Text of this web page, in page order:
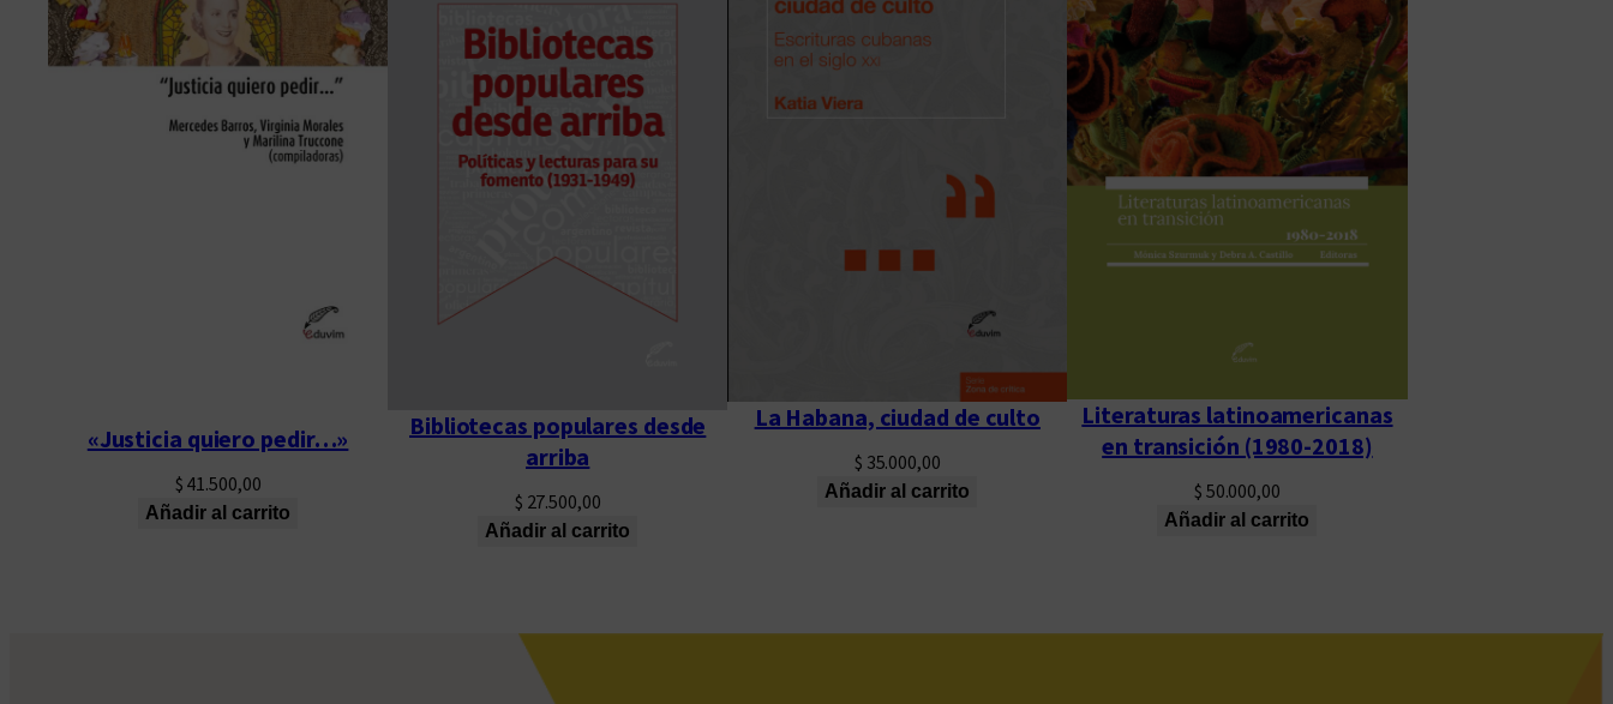
«Justicia quiero pedir…»
$ 41.500,00
Añadir al carrito
Bibliotecas populares desde
arriba
$ 27.500,00
Añadir al carrito
La Habana, ciudad de culto
$ 35.000,00
Añadir al carrito
Literaturas latinoamericanas
en transición (1980-2018)
$ 50.000,00
Añadir al carrito